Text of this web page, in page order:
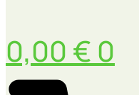
0,00 € 0